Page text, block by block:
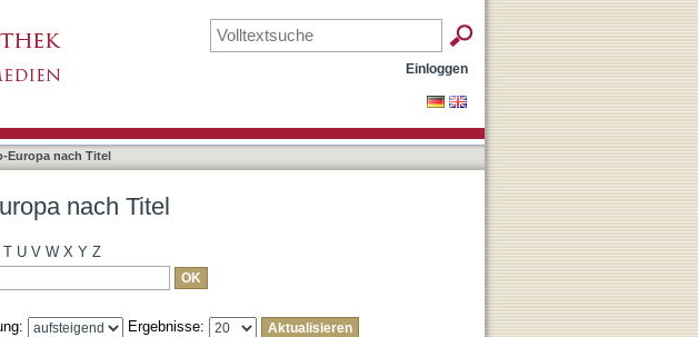
Einloggen
Europa nach Titel
nach Titel
T U V W X Y Z
Ergebnisse: